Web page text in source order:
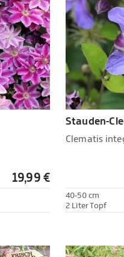
19,99 €
Stauden-
Clematis
40-50 cm
2 Liter Topf